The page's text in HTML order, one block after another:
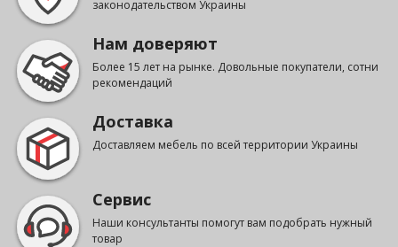
законодательством Украины
Нам доверяют
Более 15 лет на рынке. Довольные покупатели, сотни
рекомендаций
Доставка
Доставляем мебель по всей территории Украины
Сервис
Наши консультанты помогут вам подобрать нужный
товар